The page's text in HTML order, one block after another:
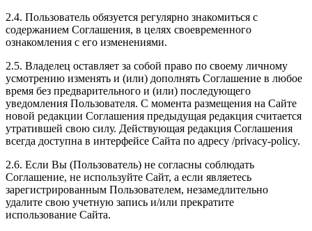
2.4. Пользователь обязуется регулярно знакомиться с
содержанием Соглашения, в целях своевременного
ознакомления с его изменениями.
2.5. Владелец оставляет за собой право по своему личному
усмотрению изменять и (или) дополнять Соглашение в любое
время без предварительного и (или) последующего
уведомления Пользователя. С момента размещения на Сайте
новой редакции Соглашения предыдущая редакция считается
утратившей свою силу. Действующая редакция Соглашения
всегда доступна в интерфейсе Сайта по адресу /privacy-policy.
2.6. Если Вы (Пользователь) не согласны соблюдать
Соглашение, не используйте Сайт, а если являетесь
зарегистрированным Пользователем, незамедлительно
удалите свою учетную запись и/или прекратите
использование Сайта.